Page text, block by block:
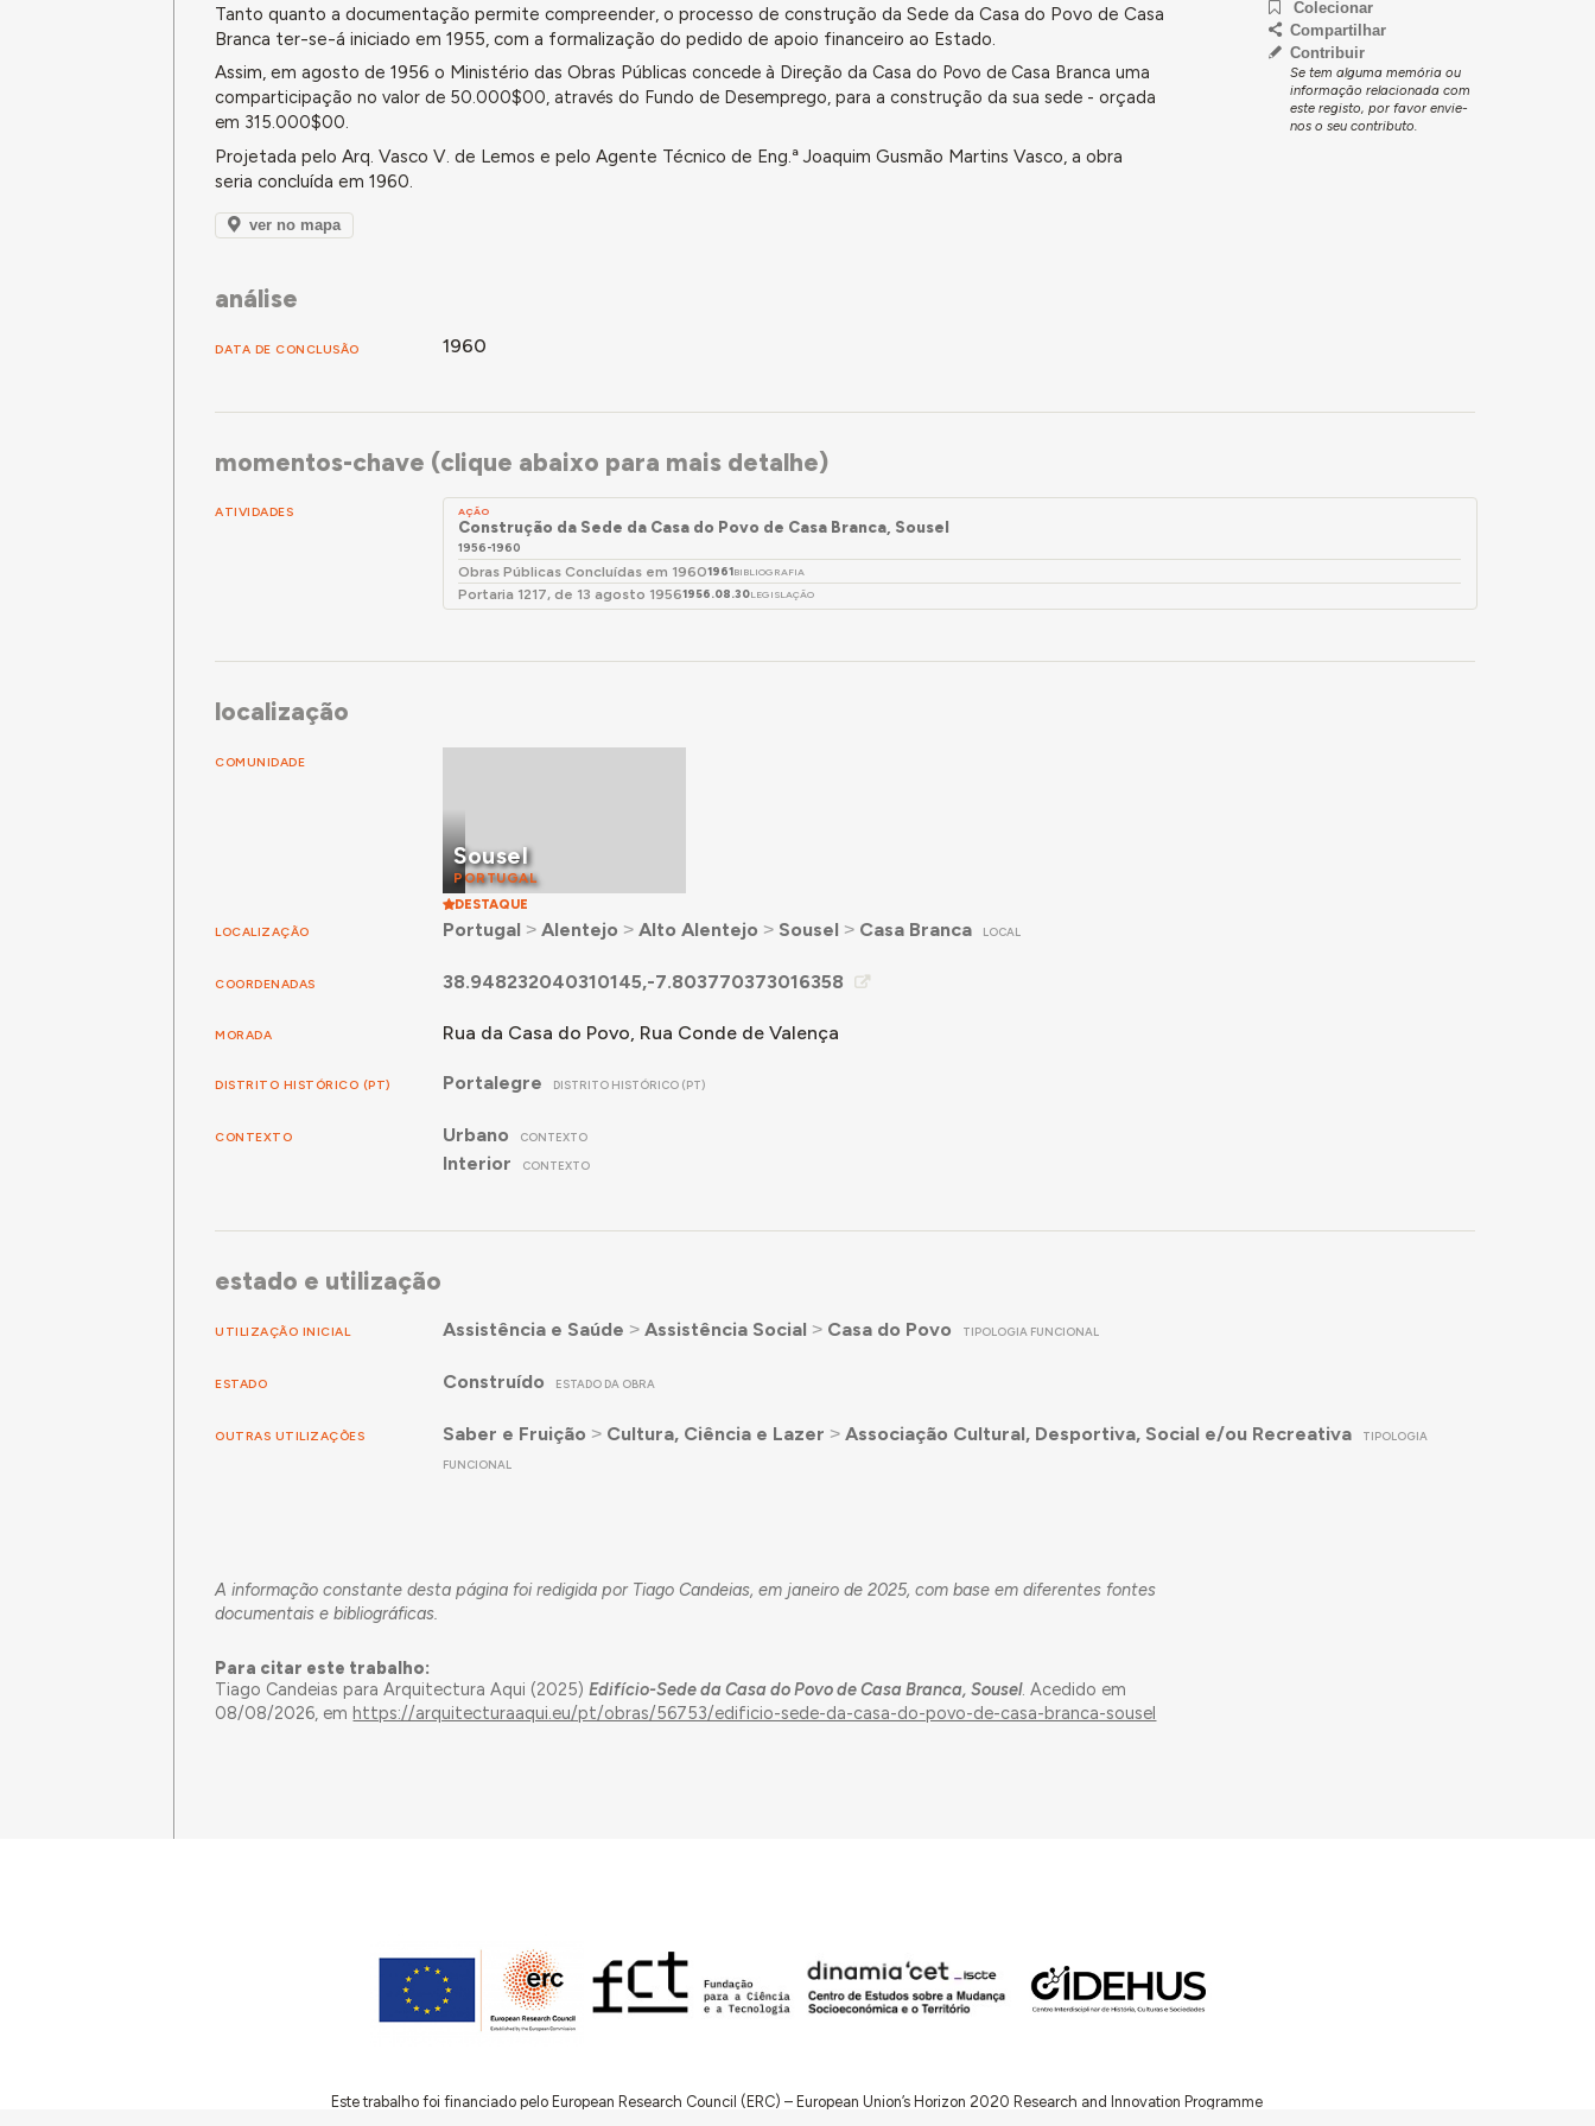
Tanto quanto a documentação permite compreender, o processo de construção da Sede da Casa do Povo de Casa
Branca ter-se-á iniciado em 1955, com a formalização do pedido de apoio financeiro ao Estado.
Assim, em agosto de 1956 o Ministério das Obras Públicasconcede à Direção da Casa do Povo de Casa Branca uma
comparticipação no valor de 50.000$00, através do Fundo de Desemprego, para a construção da sua sede - orçada
em 315.000$00.
Projetada pelo Arq. Vasco V. de Lemos e pelo Agente Técnico de Eng.ª Joaquim Gusmão Martins Vasco, a obra
seria concluída em 1960.
ver no mapa
Colecionar
Compartilhar
Contribuir
Se tem alguma memória ou
informação relacionada com
este registo, por favor envie-
nos o seu contributo.
análise
DATA DE CONCLUSÃO 1960
momentos-chave (clique abaixo para mais detalhe)
ATIVIDADES AÇÃO
Construção da Sede da Casa do Povo de Casa Branca, Sousel
1956-1960
Obras Públicas Concluídas em 19601961BIBLIOGRAFIA
Portaria 1217, de 13 agosto 19561956.08.30LEGISLAÇÃO
localização
COMUNIDADE
Sousel
PORTUGAL
DESTAQUE
LOCALIZAÇÃO Portugal ˃ Alentejo ˃ Alto Alentejo ˃ Sousel ˃ Casa Branca LOCAL
COORDENADAS 38.948232040310145,-7.803770373016358
MORADA Rua da Casa do Povo, Rua Conde de Valença
DISTRITO HISTÓRICO (PT) Portalegre DISTRITO HISTÓRICO (PT)
CONTEXTO Urbano CONTEXTO
Interior CONTEXTO
estado e utilização
UTILIZAÇÃO INICIAL Assistência e Saúde ˃ Assistência Social ˃ Casa do Povo TIPOLOGIA FUNCIONAL
ESTADO Construído ESTADO DA OBRA
OUTRAS UTILIZAÇÕES Saber e Fruição ˃ Cultura, Ciência e Lazer ˃ Associação Cultural, Desportiva, Social e/ou Recreativa TIPOLOGIA
FUNCIONAL
A informação constante desta página foi redigida por Tiago Candeias, em janeiro de 2025, com base em diferentes fontes
documentais e bibliográficas.
Para citar este trabalho:
Tiago Candeias para Arquitectura Aqui (2025)Edifício-Sede da Casa do Povo de Casa Branca, Sousel. Acedido em
08/08/2026, emhttps://arquitecturaaqui.eu/pt/obras/56753/edificio-sede-da-casa-do-povo-de-casa-branca-sousel
Este trabalho foi financiado pelo European Research Council (ERC) – European Union’s Horizon 2020 Research and Innovation Programme